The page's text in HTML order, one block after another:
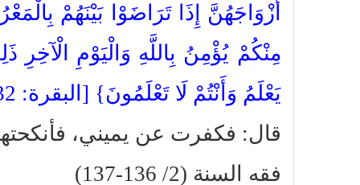
أَزْوَاجَهُنَّ إِذَا تَرَاضَوْا بَيْنَهُمْ
مِنْكُمْ يُؤْمِنُ بِاللَّهِ وَالْيَوْمِ الْآخِرِ
يَعْلَمُ وَأَنْتُمْ لَا تَعْلَمُونَ} [البقرة: 232]
قال: فكفرت عن يميني،
فقه السنة (2/ 136-137)